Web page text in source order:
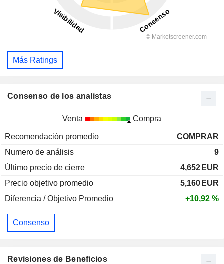
Más Ratings
Consenso de los analistas
Venta Compra
Recomendación promedio
COMPRAR
Numero de análisis
9
Último precio de cierre
4,652 EUR
Precio objetivo promedio
5,160 EUR
Diferencia / Objetivo Promedio
+10,92 %
Consenso
Revisiones de Beneficios